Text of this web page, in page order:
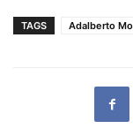
TAGS Adalberto